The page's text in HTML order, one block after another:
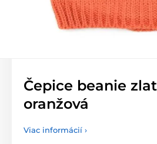
Čepice beanie
oranžová
Viac informácií ›